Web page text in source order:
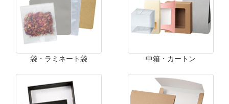
袋・ラミネート袋 中箱・カートン